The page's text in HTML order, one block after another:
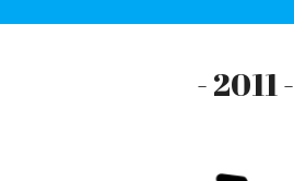
- 2011 -